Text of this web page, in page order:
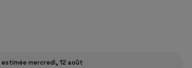
estimée mercredi, 12 août